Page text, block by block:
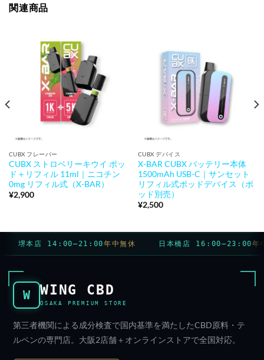
関連商品
CUBX フレーバー
CUBX ストロベリーキウイ ポッ
ド＋リフィル 11ml｜ニコチン
0mg リフィル式（X-BAR）
¥2,900
CUBX デバイス
X-BAR CUBX バッテリー本体
1500mAh USB-C｜サンセット
リフィル式ポッドデバイス（ポ
ッド別売）
¥2,500
堺本店 14:00–21:00 年中無休 日本橋店 16:00–23:00 年中
W WING CBD
OSAKA PREMIUM STORE
第三者機関による成分検査で国内基準を満たしたCBD原料・テ
ルペンの専門店。大阪2店舗＋オンラインストアで全国対応。